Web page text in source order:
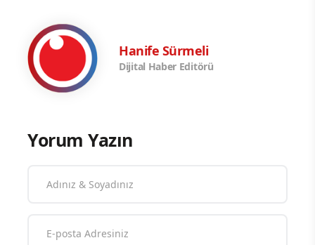
Hanife Sürmeli
Dijital Haber Editörü
Yorum Yazın